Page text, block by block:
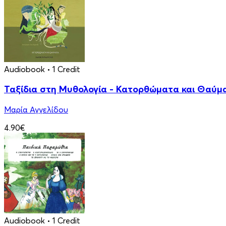
Audiobook • 1 Credit
Ταξίδια στη Μυθολογία - Κατορθώματα και
Μαρία Αγγελίδου
4.90€
Audiobook • 1 Credit